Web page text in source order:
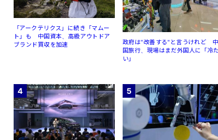
「アークテリクス」に続き「マムー
ト」も 中国資本、高級アウトドア
ブランド買収を加速
政府は"改善する"と言うけれど
国旅行、現場はまだ外国人に「冷
い」
4 5